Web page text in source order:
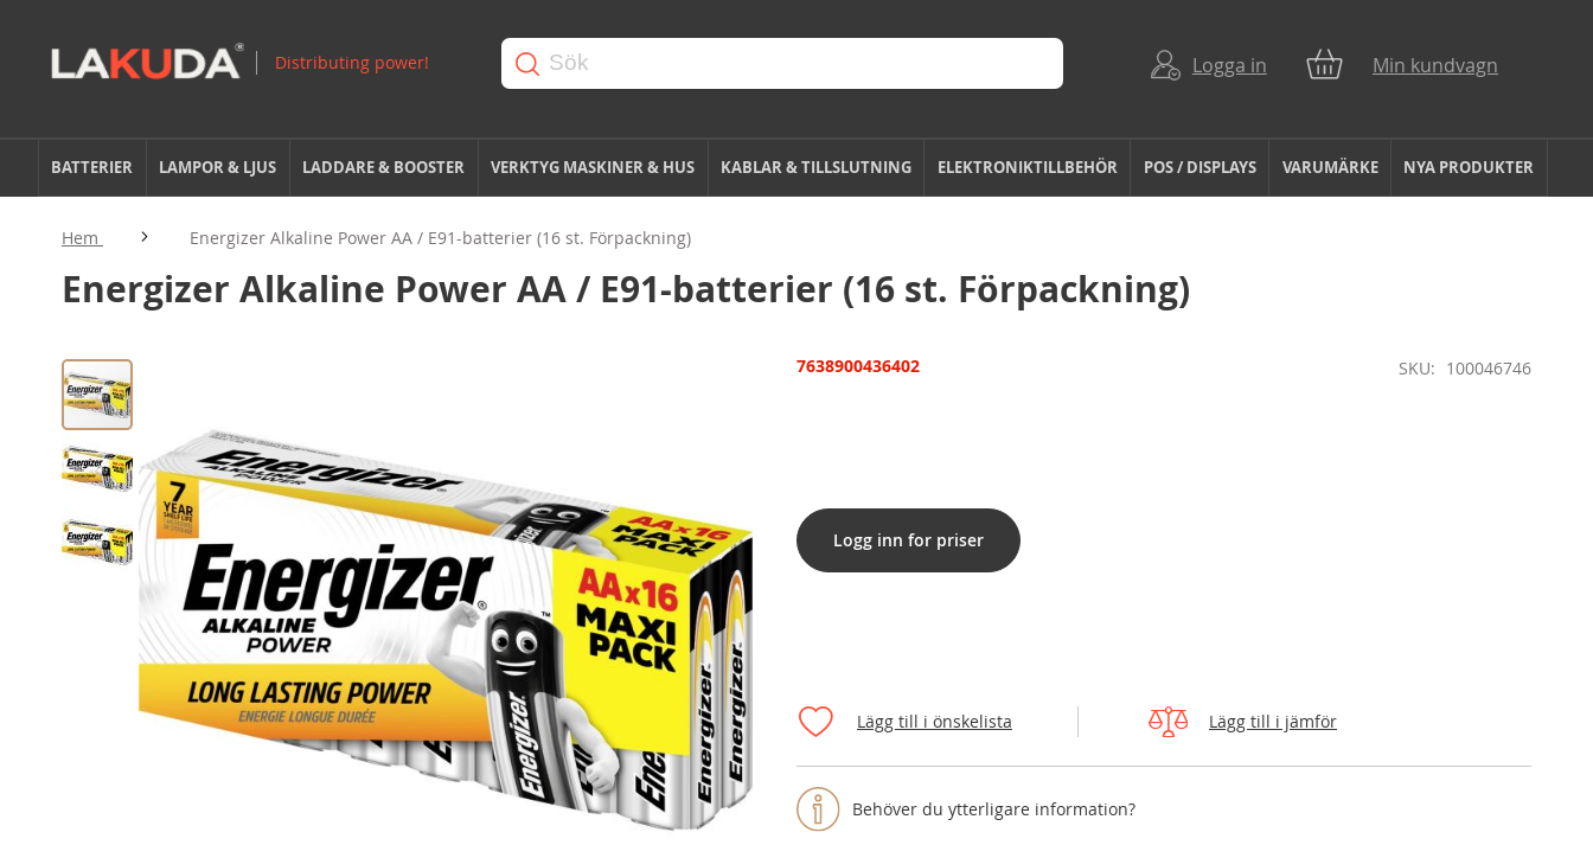
Logga in Min kundvagn
BATTERIER LAMPOR & LJUS LADDARE & BOOSTER VERKTYG MASKINER & HUS KABLAR & TILLSLUTNING ELEKTRONIKTILLBEHÖR POS / DISPLAYS VARUMÄRKE NYA PRODUKTER
Hem Energizer Alkaline Power AA / E91-batterier (16 st. Förpackning)
Energizer Alkaline Power AA / E91-batterier (16 st. Förpackning)
Lägg till i önskelista Lägg till i jämför
Behöver du ytterligare information?
7638900436402 SKU 100046746
Logg inn for priser
Hoppa
till
slutet
av
bildgalleriet